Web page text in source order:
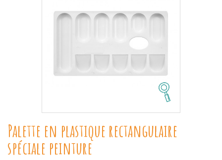
Palette en plastique rectangulaire
spéciale peinture